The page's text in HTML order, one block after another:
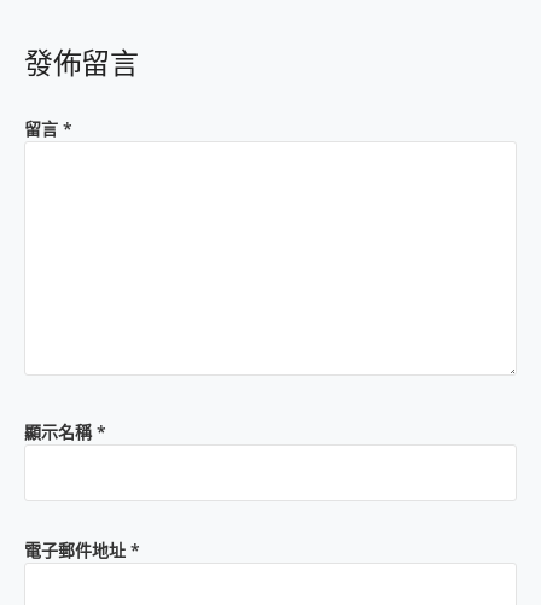
發佈留言
留言 *
顯示名稱*
電子郵件地址 *